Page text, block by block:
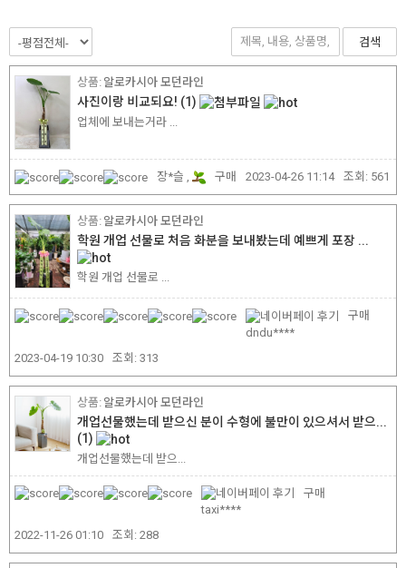
검색
알로카시아 모던라인
사진이랑 비교되요! (1)
업체에 보내는거라 ...
장*슬 , 구매 2023-04-26 11:14 조회: 561
알로카시아 모던라인
학원 개업 선물로 처음 화분을 보내봤는데 예쁘게 포장 ...
학원 개업 선물로 ...
dndu****
구매
2023-04-19 10:30 조회: 313
알로카시아 모던라인
개업선물했는데 받으신 분이 수형에 불만이 있으셔서 받으...
(1)
개업선물했는데 받으...
taxi****
구매
2022-11-26 01:10 조회: 288